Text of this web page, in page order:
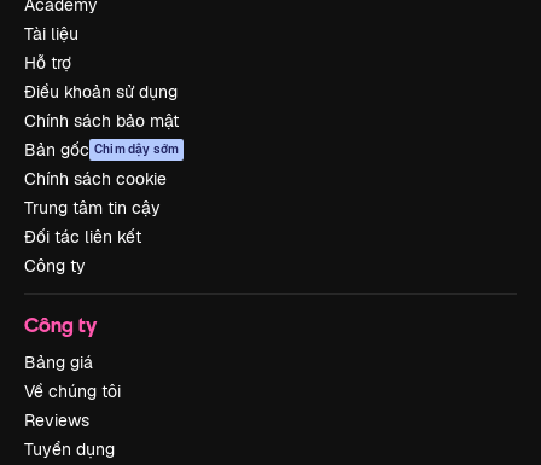
Academy
Tài liệu
Hỗ trợ
Điều khoản sử dụng
Chính sách bảo mật
Bản gốc Chim dậy sớm
Chính sách cookie
Trung tâm tin cậy
Đối tác liên kết
Công ty
Công ty
Bảng giá
Về chúng tôi
Reviews
Tuyển dụng